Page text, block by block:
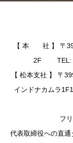
【 本 社 】 〒
2F TEL:
【 松本支社 】 〒
インドナカムラ
フ
代表取締役への直